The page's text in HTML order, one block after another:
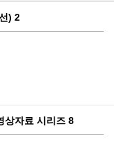
) 2
상자료 시리즈 8